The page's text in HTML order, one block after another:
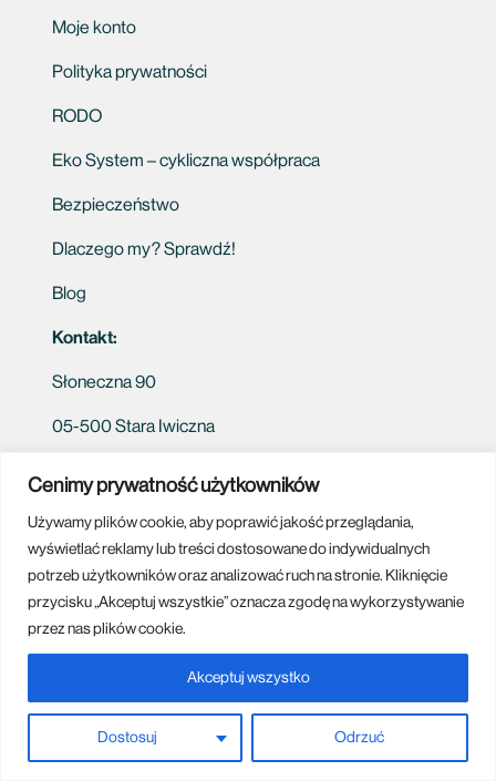
Cenimy prywatność użytkowników
Używamy plików cookie, aby poprawić jakość przeglądania,
wyświetlać reklamy lub treści dostosowane do indywidualnych
potrzeb użytkowników oraz analizować ruch na stronie. Kliknięcie
przycisku „Akceptuj wszystkie” oznacza zgodę na wykorzystywanie
przez nas plików cookie.
Dostosuj Odrzuć
Akceptuj wszystko
Moje konto
Polityka prywatności
RODO
Eko System – cykliczna współpraca
Bezpieczeństwo
Dlaczego my? Sprawdź!
Blog
Kontakt:
Słoneczna 90
05-500 Stara Iwiczna
NIP 795 253 72 54
Kraków Lublin
Płock
Poznań Radom Rzeszów
Siedlce
Tomaszów Mazowiecki
Toruń
Warszawa